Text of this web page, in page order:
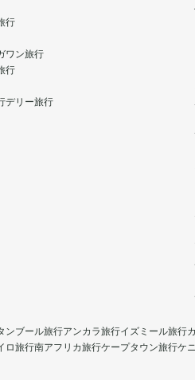
行
ワン旅行
行
デリー旅行
ンブール旅行アンカラ旅行イズミール旅行
ロ旅行南アフリカ旅行ケープタウン旅行ケ